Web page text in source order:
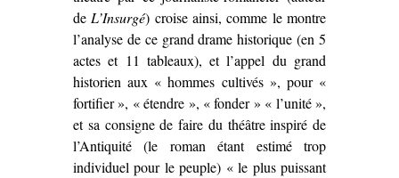
deL’Insurgé) croise ainsi, comme le montre
l’analyse de ce grand drame historique (en 5
actes et 11 tableaux), et l’appel du grand
historien aux « hommes cultivés », pour «
fortifier », « étendre », « fonder » « l’unité »,
et sa consigne de faire du théâtre inspiré de
l’Antiquité (le roman étant estimé trop
individuel pour le peuple) « le plus puissant